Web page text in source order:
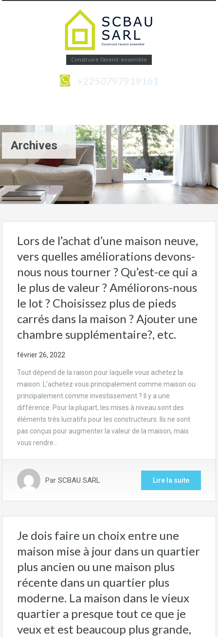
Construire l'avenir ensemble
+2250797919161
Archives
Lors de l’achat d’une maison neuve,
vers quelles améliorations devons-
nous nous tourner ? Qu’est-ce qui a
le plus de valeur ? Améliorons-nous
le lot ? Choisissez plus de pieds
carrés dans la maison ? Ajouter une
chambre supplémentaire?, etc.
février 26, 2022
Tout dépend de la raison pour laquelle vous achetez la
maison. L’achetez vous principalement comme maison ou
principalement comme investissement ? Il y a une
différence. Pour la plupart, les mises à niveau sont des
éléments très lucratifs pour les constructeurs. Ils ne sont
pas conçus pour augmenter la valeur de la maison, mais
vous rendre…
Par SCBAU SARL Lire la suite
Je dois faire un choix entre une
maison mise à jour dans un quartier
plus ancien ou une maison plus
récente dans un quartier plus
moderne. La maison dans le vieux
quartier a presque tout ce que je
veux et est beaucoup plus grande,